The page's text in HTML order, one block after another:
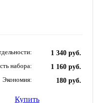
1 340 руб.
набора:
1 160 руб.
Экономия:
180 руб.
Купить